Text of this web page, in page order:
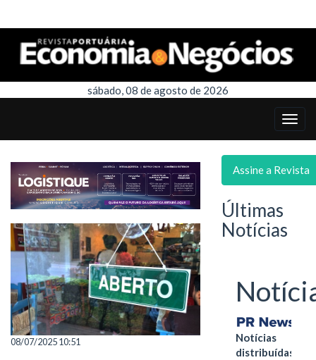
sábado, 08 de agosto de 2026
08/07/2025 10:51
Assine a Revista
Últimas
Notícias
Notícias
distribuídas